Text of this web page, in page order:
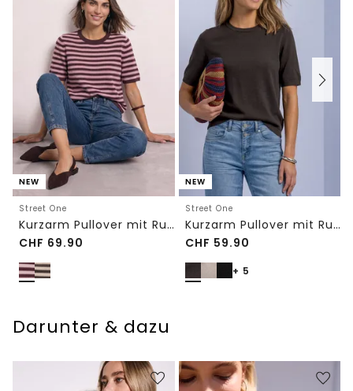
NEW
Street One
Kurzarm Pullover mit Rundhals und Streifen
CHF 69.90
NEW
Street One
Kurzarm Pullover mit Rundhals in Unifarbe
CHF 59.90
+ 5
Darunter & dazu